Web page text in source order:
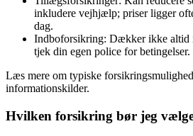
inkludere vejhjælp; priser ligger
dag.
Indboforsikring: Dækker ikke
tjek din egen police for betingelser.
Læs mere om typiske
informationskilder.
Hvilken forsikring bør jeg